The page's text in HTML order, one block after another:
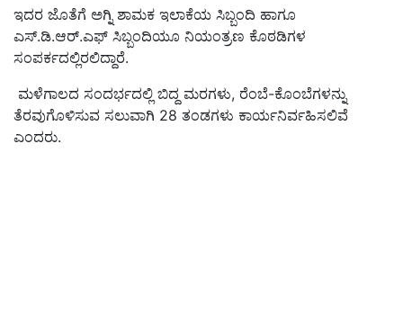
ಇದರ ಜೊತೆಗೆ ಅಗ್ನಿ ಶಾಮಕ ಇಲಾಕೆಯ ಸಿಬ್ಬಂದಿ ಹಾಗೂ
ಎಸ್.ಡಿ.ಆರ್.ಎಫ್ ಸಿಬ್ಬಂದಿಯೂ ನಿಯಂತ್ರಣ ಕೊಠಡಿಗಳ
ಸಂಪರ್ಕದಲ್ಲಿರಲಿದ್ದಾರೆ.
ಮಳೆಗಾಲದ ಸಂದರ್ಭದಲ್ಲಿ ಬಿದ್ದ ಮರಗಳು, ರೆಂಬೆ-ಕೊಂಬೆಗಳನ್ನು
ತೆರವುಗೊಳಿಸುವ ಸಲುವಾಗಿ 28 ತಂಡಗಳು ಕಾರ್ಯನಿರ್ವಹಿಸಲಿವೆ
ಎಂದರು.